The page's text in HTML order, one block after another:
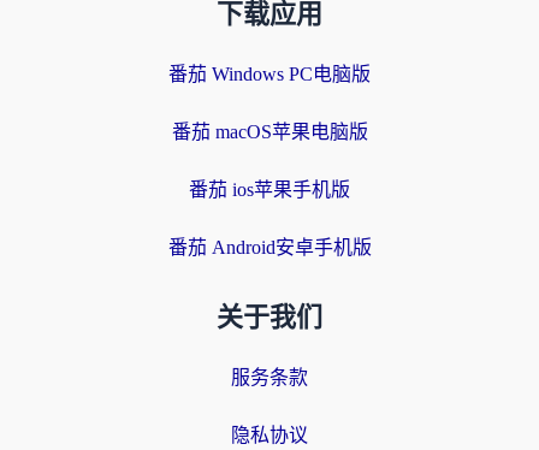
下载应用
番茄 Windows PC电脑版
番茄 macOS苹果电脑版
番茄 ios苹果手机版
番茄 Android安卓手机版
关于我们
服务条款
隐私协议